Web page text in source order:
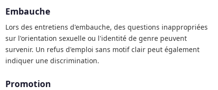
Embauche
Lors des entretiens d'embauche, des questions inappropriées
sur l'orientation sexuelle ou l'identité de genre peuvent
survenir. Un refus d'emploi sans motif clair peut également
indiquer une discrimination.
Promotion